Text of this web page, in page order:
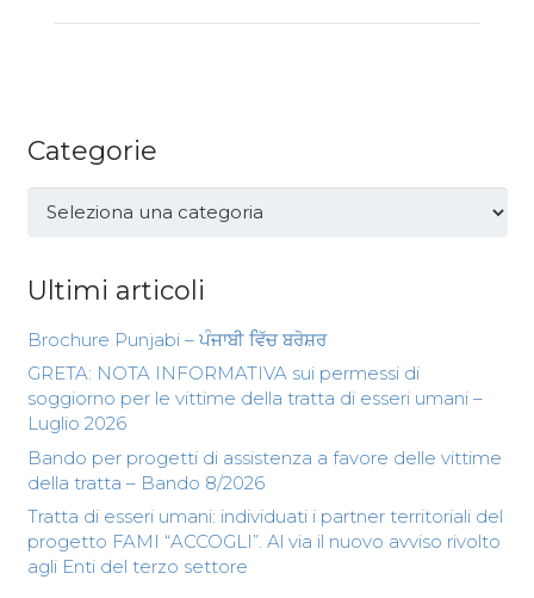
Categorie
Categorie
Ultimi articoli
Brochure Punjabi – ਪੰਜਾਬੀ ਵਿੱਚ ਬਰੋਸ਼ਰ
GRETA: NOTA INFORMATIVA sui permessi di
soggiorno per le vittime della tratta di esseri umani –
Luglio 2026
Bando per progetti di assistenza a favore delle vittime
della tratta – Bando 8/2026
Tratta di esseri umani: individuati i partner territoriali del
progetto FAMI “ACCOGLI”. Al via il nuovo avviso rivolto
agli Enti del terzo settore